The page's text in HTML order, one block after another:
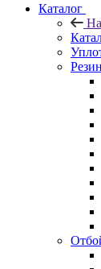
Каталог